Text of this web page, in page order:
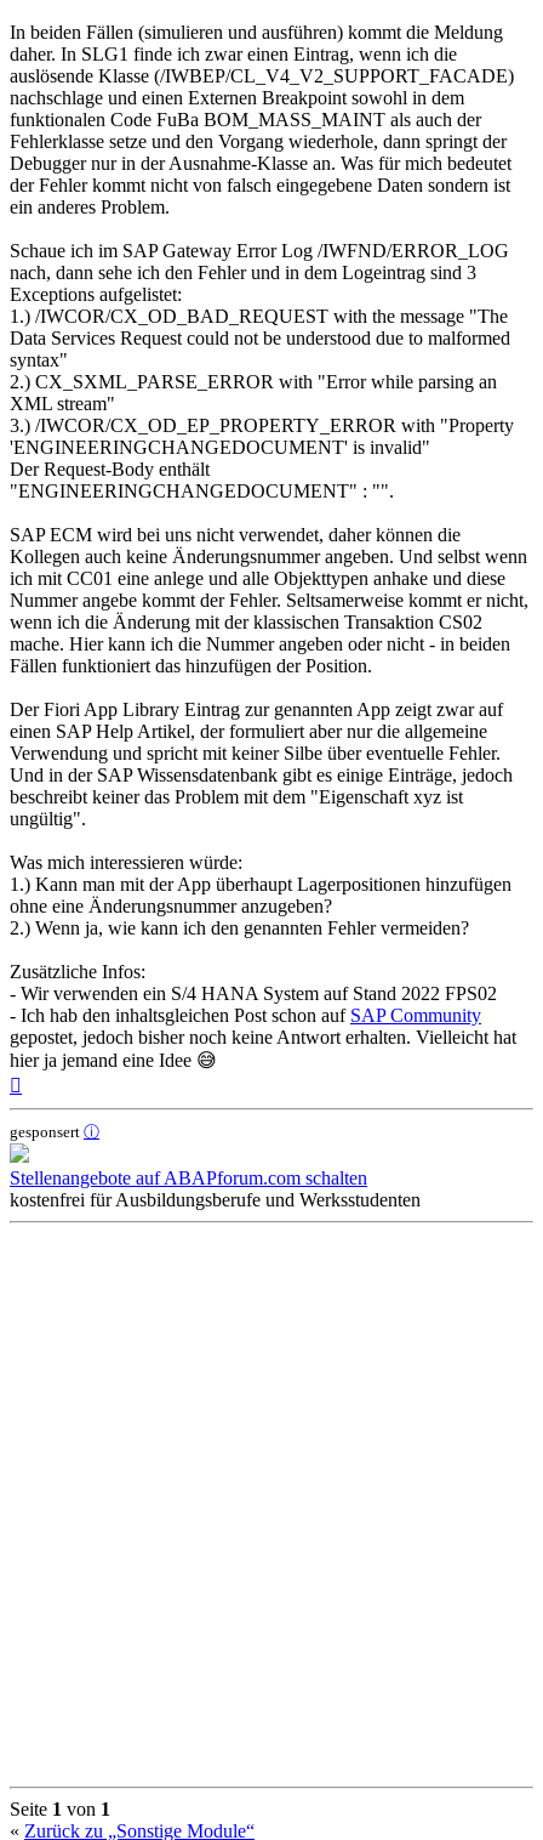
In beiden Fällen (simulieren und ausführen) kommt die Meldung
daher. In SLG1 finde ich zwar einen Eintrag, wenn ich die
auslösende Klasse (/IWBEP/CL_V4_V2_SUPPORT_FACADE)
nachschlage und einen Externen Breakpoint sowohl in dem
funktionalen Code FuBa BOM_MASS_MAINT als auch der
Fehlerklasse setze und den Vorgang wiederhole, dann springt der
Debugger nur in der Ausnahme-Klasse an. Was für mich bedeutet
der Fehler kommt nicht von falsch eingegebene Daten sondern ist
ein anderes Problem.
Schaue ich im SAP Gateway Error Log /IWFND/ERROR_LOG
nach, dann sehe ich den Fehler und in dem Logeintrag sind 3
Exceptions aufgelistet:
1.) /IWCOR/CX_OD_BAD_REQUEST with the message "The
Data Services Request could not be understood due to malformed
syntax"
2.) CX_SXML_PARSE_ERROR with "Error while parsing an
XML stream"
3.) /IWCOR/CX_OD_EP_PROPERTY_ERROR with "Property
'ENGINEERINGCHANGEDOCUMENT' is invalid"
Der Request-Body enthält
"ENGINEERINGCHANGEDOCUMENT" : "".
SAP ECM wird bei uns nicht verwendet, daher können die
Kollegen auch keine Änderungsnummer angeben. Und selbst wenn
ich mit CC01 eine anlege und alle Objekttypen anhake und diese
Nummer angebe kommt der Fehler. Seltsamerweise kommt er nicht,
wenn ich die Änderung mit der klassischen Transaktion CS02
mache. Hier kann ich die Nummer angeben oder nicht - in beiden
Fällen funktioniert das hinzufügen der Position.
Der Fiori App Library Eintrag zur genannten App zeigt zwar auf
einen SAP Help Artikel, der formuliert aber nur die allgemeine
Verwendung und spricht mit keiner Silbe über eventuelle Fehler.
Und in der SAP Wissensdatenbank gibt es einige Einträge, jedoch
beschreibt keiner das Problem mit dem "Eigenschaft xyz ist
ungültig".
Was mich interessieren würde:
1.) Kann man mit der App überhaupt Lagerpositionen hinzufügen
ohne eine Änderungsnummer anzugeben?
2.) Wenn ja, wie kann ich den genannten Fehler vermeiden?
Zusätzliche Infos:
- Wir verwenden ein S/4 HANA System auf Stand 2022 FPS02
- Ich hab den inhaltsgleichen Post schon auf SAP Community
gepostet, jedoch bisher noch keine Antwort erhalten. Vielleicht hat
hier ja jemand eine Idee 😅
gesponsert ⓘ
Stellenangebote auf ABAPforum.com schalten
kostenfrei für Ausbildungsberufe und Werksstudenten
Seite 1 von 1
« Zurück zu „Sonstige Module“